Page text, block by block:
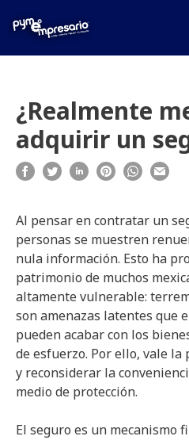
¿Realmente
adquirir un
Al pensar en contratar un
personas se muestren
nula información. Esto ha
patrimonio de muchos
altamente vulnerable:
son amenazas latentes que
pueden acabar con los
de esfuerzo. Por ello, vale
y reconsiderar la
medio de protección.
El seguro es un mecanismo